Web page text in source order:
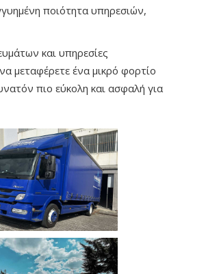
ποιότητα υπηρεσιών,
και υπηρεσίες
μεταφέρετε ένα μικρό φορτίο
πιο εύκολη και ασφαλή για